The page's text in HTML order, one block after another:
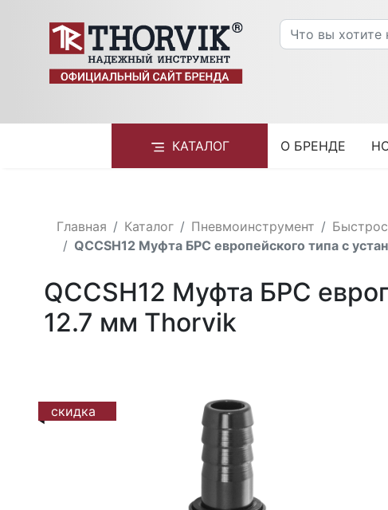
КАТАЛОГ О БРЕНДЕ
Главная Каталог Пневмоинструмент
QCCSH12 Муфта БРС европейского типа с
QCCSH12 Муфта БРС
12.7 мм Thorvik
скидка